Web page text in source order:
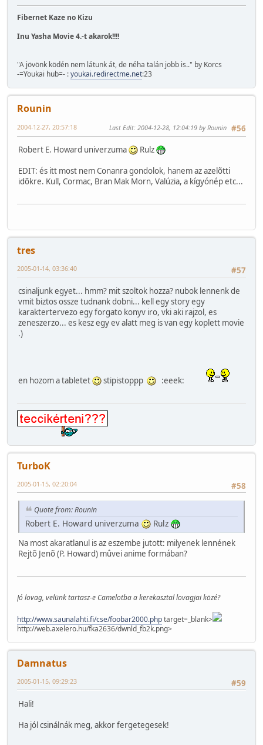
Fibernet Kaze no Kizu
Inu Yasha Movie 4.-t akarok!!!!
"A jövönk ködén nem látunk át, de néha talán jobb is.." by Korcs
-=Youkai hub=- :youkai.redirectme.net:23
Rounin
#56
2004-12-27, 20:57:18 Last Edit: 2004-12-28, 12:04:19 by Rounin
Robert E. Howard univerzuma
Rulz
EDIT: és itt most nem Conanra gondolok, hanem az azelõtti
idõkre. Kull, Cormac, Bran Mak Morn, Valúzia, a kígyónép etc...
tres
#57
2005-01-14, 03:36:40
csinaljunk egyet... hmm? mit szoltok hozza? nubok lennenk de
vmit biztos ossze tudnank dobni... kell egy story egy
karaktertervezo egy forgato konyv iro, vki aki rajzol, es
zeneszerzo... es kesz egy ev alatt meg is van egy koplett movie
.)
en hozom a tabletet stipistoppp :eeek:
TurboK
#58
2005-01-15, 02:20:04
Quote from: Rounin
Robert E. Howard univerzuma Rulz
Na most akaratlanul is az eszembe jutott: milyenek lennének
Rejtõ Jenõ (P. Howard) mûvei anime formában?
Jó lovag, velünk tartasz-e Camelotba a kerekasztal lovagjai közé?
http://www.saunalahti.fi/cse/foobar2000.phptarget=_blank>
http://web.axelero.hu/fka2636/dwnld_fb2k.png>
Damnatus
#59
2005-01-15, 09:29:23
Hali!
Ha jól csinálnák meg, akkor fergetegesek!